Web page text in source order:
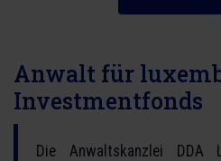
Anwalt für
Investmentfonds
Die Anwaltskanzlei